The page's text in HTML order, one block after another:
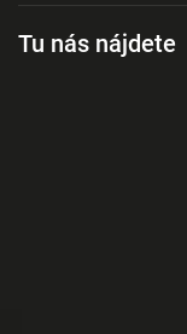
Tu nás nájdete